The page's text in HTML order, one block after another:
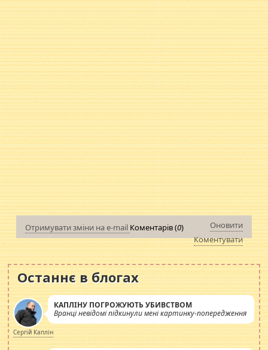
Отримувати зміни на e-mail Коментарів (0)
Оновити
Коментувати
Останнє в блогах
КАПЛІНУ ПОГРОЖУЮТЬ УБИВСТВОМ
Вранці невідомі підкинули мені картинку-попередження
Сергій Каплін